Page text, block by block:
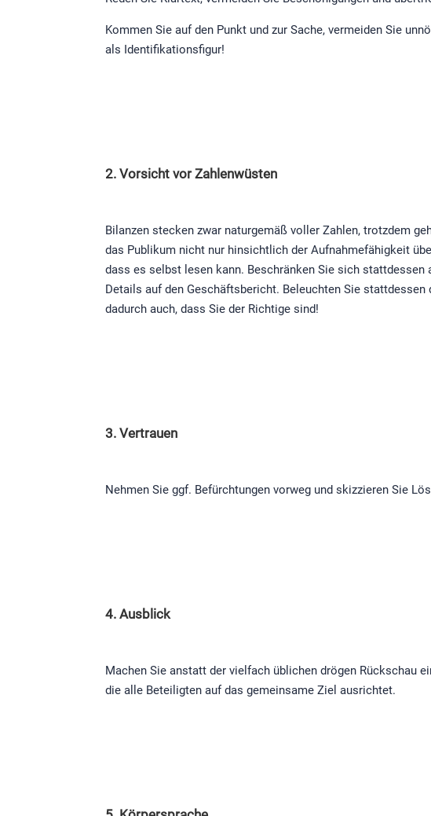
Kommen Sie auf den Punkt und zur Sache, vermeiden Sie
als Identifikationsfigur!
2. Vorsicht vor Zahlenwüsten
Bilanzen stecken zwar naturgemäß voller Zahlen, trotzdem
das Publikum nicht nur hinsichtlich der Aufnahmefähigkeit
dass es selbst lesen kann. Beschränken Sie sich
Details auf den Geschäftsbericht. Beleuchten Sie
dadurch auch, dass Sie der Richtige sind!
3. Vertrauen
Nehmen Sie ggf. Befürchtungen vorweg und skizzieren Sie
4. Ausblick
Machen Sie anstatt der vielfach üblichen drögen Rückschau
die alle Beteiligten auf das gemeinsame Ziel ausrichtet.